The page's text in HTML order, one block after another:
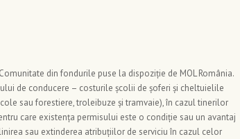
din fondurile puse la dispoziție de MOL România.
de conducere – costurile școlii de șoferi și cheltuielile
sau forestiere, troleibuze și tramvaie), în cazul tinerilor
care existența permisului este o condiție sau un avantaj
sau extinderea atribuțiilor de serviciu în cazul celor